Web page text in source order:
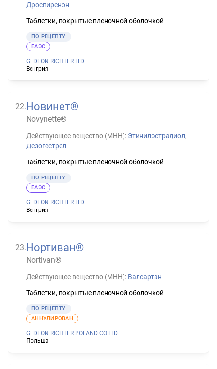
Дроспиренон
Таблетки, покрытые пленочной оболочкой
ПО РЕЦЕПТУ
GEDEON RICHTER LTD
Венгрия
ЕАЭС
22.Новинет®
Novynette®
Действующее вещество (МНН): Этинилэстрадиол,
Дезогестрел
Таблетки, покрытые пленочной оболочкой
ПО РЕЦЕПТУ
GEDEON RICHTER LTD
Венгрия
ЕАЭС
23.Нортиван®
Nortivan®
Действующее вещество (МНН): Валсартан
Таблетки, покрытые пленочной оболочкой
ПО РЕЦЕПТУ
GEDEON RICHTER POLAND CO LTD
Польша
АННУЛИРОВАН